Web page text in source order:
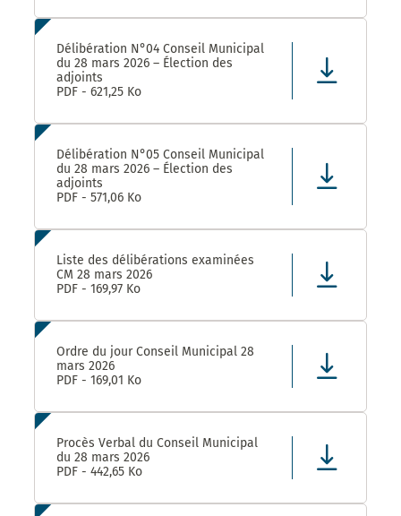
Délibération N°04 Conseil Municipal
du 28 mars 2026 – Élection des
adjoints
PDF - 621,25 Ko
Délibération N°05 Conseil Municipal
du 28 mars 2026 – Élection des
adjoints
PDF - 571,06 Ko
Liste des délibérations examinées
CM 28 mars 2026
PDF - 169,97 Ko
Ordre du jour Conseil Municipal 28
mars 2026
PDF - 169,01 Ko
Procès Verbal du Conseil Municipal
du 28 mars 2026
PDF - 442,65 Ko